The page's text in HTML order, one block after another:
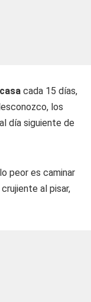
casa cada 15 días,
los
día siguiente de
peor es caminar
al pisar,